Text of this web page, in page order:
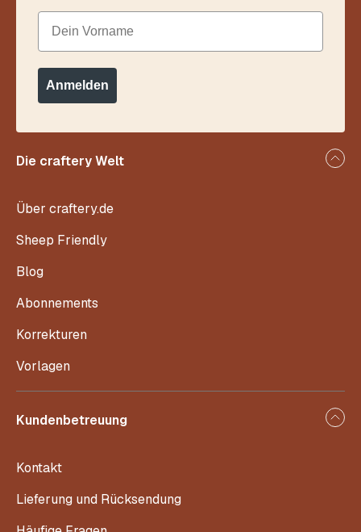
Die craftery Welt
Über craftery.de
Sheep Friendly
Blog
Abonnements
Korrekturen
Vorlagen
Kundenbetreuung
Kontakt
Lieferung und Rücksendung
Dein Vorname
Anmelden